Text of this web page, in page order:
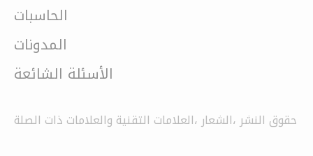
الحاسبات
المدونات
الأسئلة الشائعة
حقوق النشر ،الشعار ،العلامات التقنية والعلامات ذات الصلة